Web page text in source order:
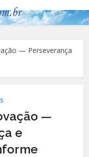
— Perseverança
—
e